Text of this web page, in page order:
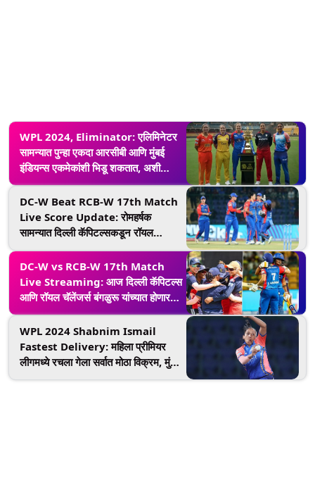
WPL 2024, Eliminator: एलिमिनेटर
सामन्यात पुन्हा एकदा आरसीबी आणि मुंबई
इंडियन्स एकमेकांशी भिडू शकतात, अशी
समीकरणे होत आहेत तयार
DC-W Beat RCB-W 17th Match
Live Score Update: रोमहर्षक
सामन्यात दिल्ली कॅपिटल्सकडून रॉयल
DC-W vs RCB-W 17th Match
Live Streaming: आज दिल्ली कॅपिटल्स
आणि रॉयल चॅलेंजर्स बंगळुरू यांच्यात होणार
चुरशीची लढत, जाणून घ्या कधी अन् कुठे
पाहणार लाइव्ह
WPL 2024 Shabnim Ismail
Fastest Delivery: महिला प्रीमियर
लीगमध्ये रचला गेला सर्वात मोठा विक्रम, मुंबई